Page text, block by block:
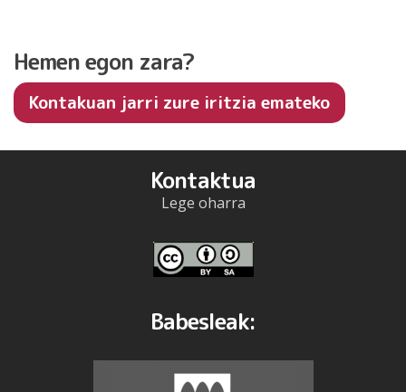
Hemen egon zara?
Kontakuan jarri zure iritzia emateko
Kontaktua
Lege oharra
Babesleak: